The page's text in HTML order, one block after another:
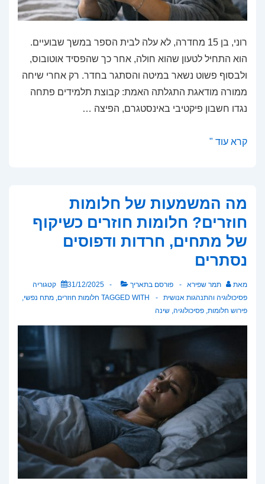
רוני, בן 15 מחדרה, לא עלה לבית הספר במשך שבועיים.
הוא התחיל לטעון שהוא חולה, אחר כך שהפסיד אוטובוס,
ולבסוף פשוט נשאר במיטה והסתגר בחדר. רק אחרי שיחה
ממורה מודאגת התגלתה האמת: קבוצת תלמידים פתחה
נגדו חשבון פיקטיבי באינסטגרם, הפיצה …
עבריינות
הופכים
לפשעים
קרא עוד "
מה המשמעות של חלומות
חוזרים? חלומות חוזרים כשיקוף
של מתחים, חרדות ודפוסים
נסתרים
מאת תמר שפירא פורסם בתאריך 31/12/2025
קטגוריה
פסיכולוגיה והתנהגות אנושית
TAGGED WITH חלומות חוזרים, מתח נפשי,
פירוש חלומות, פסיכולוגיה, שינה